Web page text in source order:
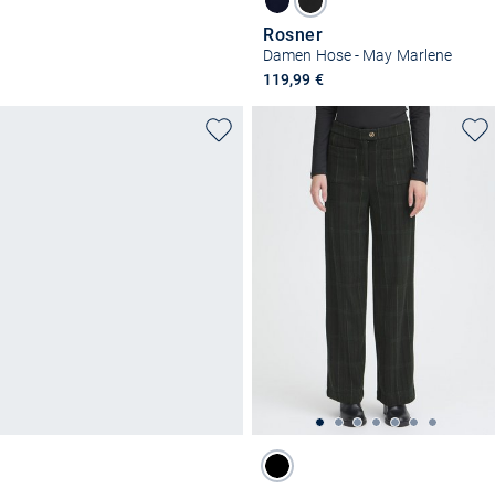
Rosner
Damen Hose - May Marlene
119,99 €